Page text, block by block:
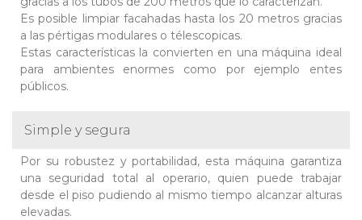
Es posible limpiar facahadas hasta los 20 metros gracias
a las pértigas modulares o télescopicas.
Estas características la convierten en una máquina ideal
para ambientes enormes como por ejemplo entes
públicos.
Simple y segura
Por su robustez y portabilidad, esta máquina garantiza
una seguridad total al operario, quien puede trabajar
desde el piso pudiendo al mismo tiempo alcanzar alturas
elevadas.